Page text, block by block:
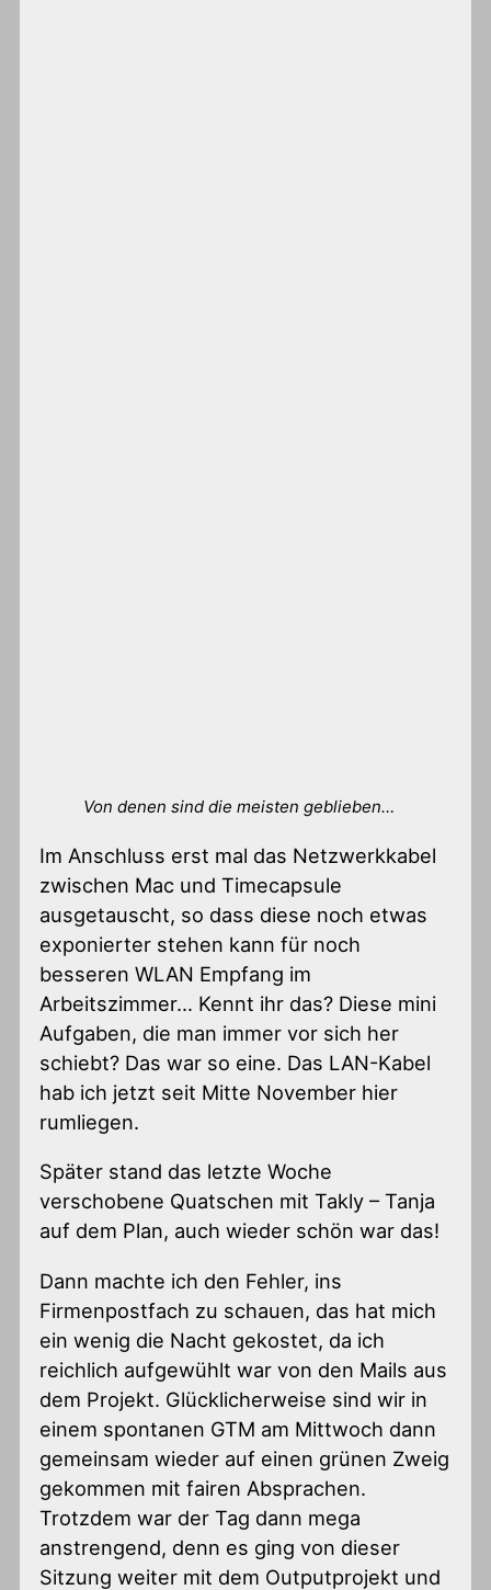
Von denen sind die meisten geblieben…
Im Anschluss erst mal das Netzwerkkabel
zwischen Mac und Timecapsule
ausgetauscht, so dass diese noch etwas
exponierter stehen kann für noch
besseren WLAN Empfang im
Arbeitszimmer… Kennt ihr das? Diese mini
Aufgaben, die man immer vor sich her
schiebt? Das war so eine. Das LAN-Kabel
hab ich jetzt seit Mitte November hier
rumliegen.
Später stand das letzte Woche
verschobene Quatschen mit Takly – Tanja
auf dem Plan, auch wieder schön war das!
Dann machte ich den Fehler, ins
Firmenpostfach zu schauen, das hat mich
ein wenig die Nacht gekostet, da ich
reichlich aufgewühlt war von den Mails aus
dem Projekt. Glücklicherweise sind wir in
einem spontanen GTM am Mittwoch dann
gemeinsam wieder auf einen grünen Zweig
gekommen mit fairen Absprachen.
Trotzdem war der Tag dann mega
anstrengend, denn es ging von dieser
Sitzung weiter mit dem Outputprojekt und